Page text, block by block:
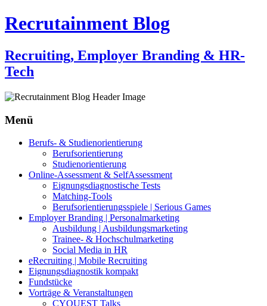
Recrutainment Blog
Recruiting, Employer Branding & HR-
Tech
Menü
Zum
Berufs- & Studienorientierung
Berufsorientierung
Studienorientierung
Online-Assessment & SelfAssessment
Eignungsdiagnostische Tests
Matching-Tools
Berufsorientierungsspiele | Serious Games
Employer Branding | Personalmarketing
Ausbildung | Ausbildungsmarketing
Trainee- & Hochschulmarketing
Social Media in HR
eRecruiting | Mobile Recruiting
Eignungsdiagnostik kompakt
Fundstücke
Vorträge & Veranstaltungen
CYQUEST Talks